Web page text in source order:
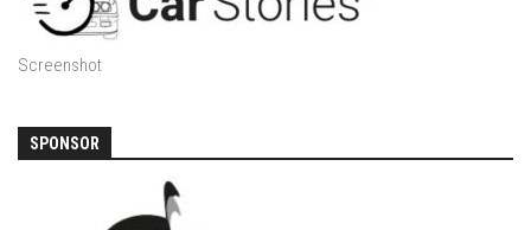
Screenshot
SPONSOR